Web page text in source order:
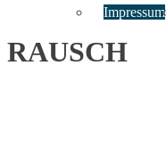
Impressum
RAUSCH